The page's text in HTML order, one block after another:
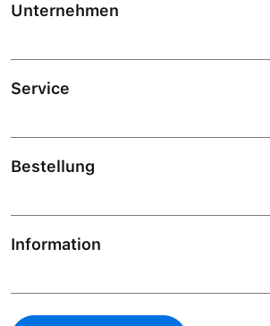
Unternehmen
Service
Bestellung
Information